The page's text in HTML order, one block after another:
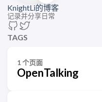
KnightLi的博客
记录并分享日常
TAGS
1 个页面
OpenTalking